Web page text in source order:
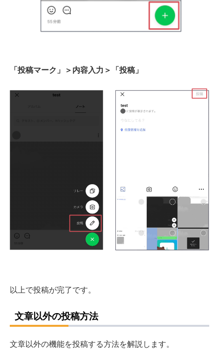
「投稿マーク」＞内容入力＞「投稿」
以上で投稿が完了です。
文章以外の投稿方法
文章以外の機能を投稿する方法を解説します。